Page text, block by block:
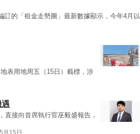
訂的「租金走勢圖」最新數據顯示，今年4月以
表用地周五（15日）截標，涉
直接向首席執行官巫毅盛報告，
月15日